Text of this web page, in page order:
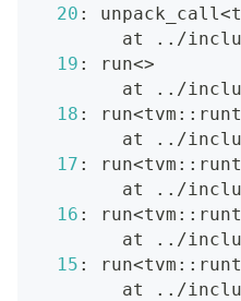
20 : unpack_call <
        at
.. /
19 : run<>
        at
.. /
18 : run<
        at
.. /
17 : run<
        at
.. /
16 : run<
        at
.. /
15 : run<
        at
.. /